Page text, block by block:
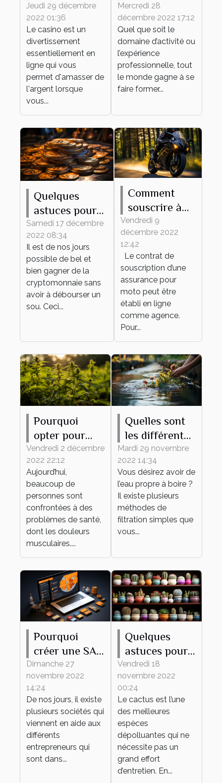
gagner de
l'argent au
casino en
ligne
Jeudi 29 décembre
2022 01:36
Le casino est un
divertissement
essentiellement en
ligne qui vous
permet d'amasser de
l'argent lorsque
vous...
continues
sont-elles
importantes
pour une
entreprise ?
Mercredi 28
décembre 2022 17:12
Quel que soit le
domaine d’activité ou
l’expérience
professionnelle, tout
le monde gagne à se
faire former...
Quelques
astuces pour
trouver les
meilleurs jeux
de
cryptomonnaie
Samedi 17 décembre
2022 08:34
Il est de nos jours
possible de bel et
bien gagner de la
cryptomonnaie sans
avoir à débourser un
sou. Ceci...
Comment
souscrire à
une
assurance
moto en
ligne?
Vendredi 9
décembre 2022
12:42
Le contrat de
souscription d’une
assurance pour
moto peut être
établi en ligne
comme agence.
Pour...
Pourquoi
opter pour
l’utilisation de
l’huile de
CBD ?
Vendredi 2 décembre
2022 22:12
Aujourd’hui,
beaucoup de
personnes sont
confrontées à des
problèmes de santé,
dont les douleurs
musculaires....
Quelles sont
les différentes
méthodes
pour avoir de
l’eau propre ?
Mardi 29 novembre
2022 14:34
Vous désirez avoir de
l’eau propre à boire ?
Il existe plusieurs
méthodes de
filtration simples que
vous...
Pourquoi
créer une SAS
en ligne ?
Dimanche 27
novembre 2022
14:24
De nos jours, il existe
plusieurs sociétés qui
viennent en aide aux
différents
entrepreneurs qui
sont dans...
Quelques
astuces pour
bien
entretenir son
mini cactus
Vendredi 18
novembre 2022
00:24
Le cactus est l’une
des meilleures
espèces
dépolluantes qui ne
nécessite pas un
grand effort
d’entretien. En...